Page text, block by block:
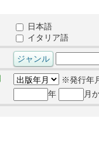
日本語
イタリア語
※発行年
年
月